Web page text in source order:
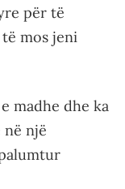
për të
mos jeni
madhe dhe ka
në një